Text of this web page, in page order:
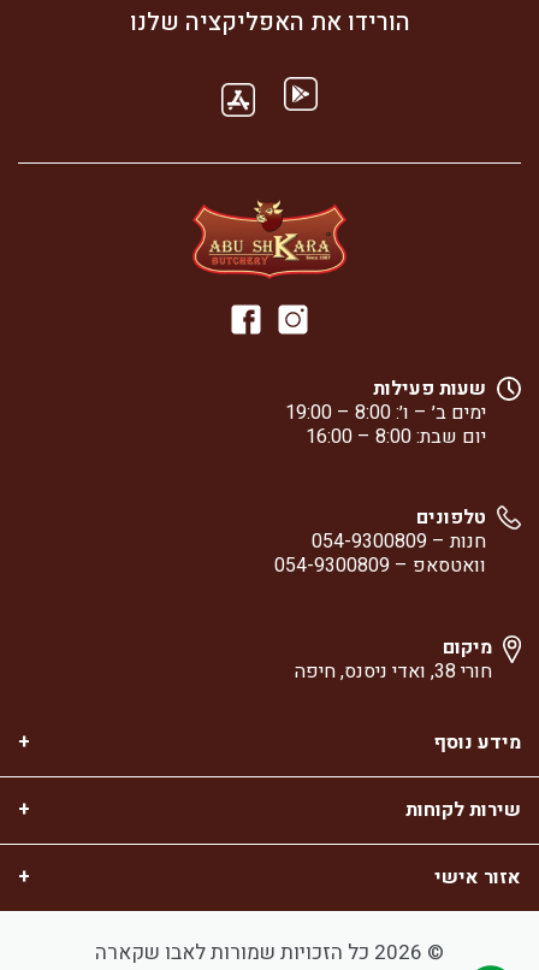
הורידו את האפליקציה שלנו
שעות פעילות
ימים ב׳ – ו׳: 8:00 – 19:00
יום שבת: 8:00 – 16:00
טלפונים
חנות – 054-9300809
וואטסאפ – 054-9300809
מיקום
חורי 38, ואדי ניסנס, חיפה
מידע נוסף
שירות לקוחות
אזור אישי
© 2026 כל הזכויות שמורות לאבו שקארה